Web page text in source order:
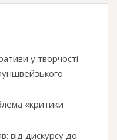
у творчості
«критики
від дискурсу до